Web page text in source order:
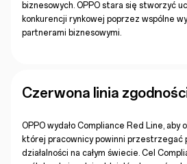
biznesowych. OPPO stara się stworzyć
konkurencji rynkowej poprzez wspólne
partnerami biznesowymi.
Czerwona linia
OPPO wydało Compliance Red Line, aby
której pracownicy powinni przestrzegać
działalności na całym świecie. Cel